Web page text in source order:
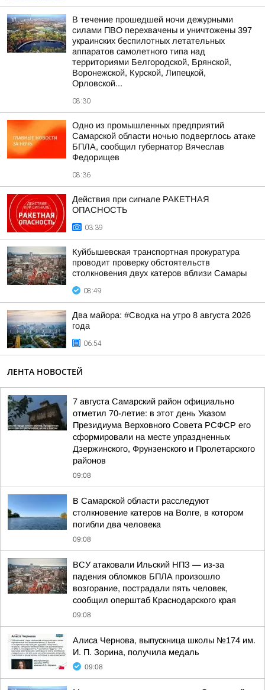
В течение прошедшей ночи дежурными
силами ПВО перехвачены и уничтожены 397
украинских беспилотных летательных
аппаратов самолетного типа над
территориями Белгородской, Брянской,
Воронежской, Курской, Липецкой,
Орловской...
08:30
Одно из промышленных предприятий
Самарской области ночью подверглось атаке
БПЛА, сообщил губернатор Вячеслав
Федорищев
08:36
Действия при сигнале РАКЕТНАЯ
ОПАСНОСТЬ
03:39
Куйбышевская транспортная прокуратура
проводит проверку обстоятельств
столкновения двух катеров вблизи Самары
08:49
Два майора: #Сводка на утро 8 августа 2026
года
06:54
ЛЕНТА НОВОСТЕЙ
7 августа Самарский район официально
отметил 70-летие: в этот день Указом
Президиума Верховного Совета РСФСР его
сформировали на месте упраздненных
Дзержинского, Фрунзенского и Пролетарского
районов
09:08
В Самарской области расследуют
столкновение катеров на Волге, в котором
погибли два человека
09:08
ВСУ атаковали Ильский НПЗ — из-за
падения обломков БПЛА произошло
возгорание, пострадали пять человек,
сообщил оперштаб Краснодарского края
09:08
Алиса Чернова, выпускница школы №174 им.
И. П. Зорина, получила медаль
09:08